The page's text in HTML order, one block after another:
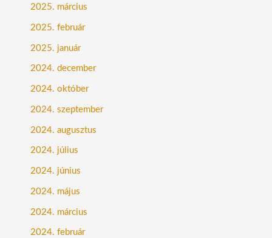
2025. március
2025. február
2025. január
2024. december
2024. október
2024. szeptember
2024. augusztus
2024. július
2024. június
2024. május
2024. március
2024. február